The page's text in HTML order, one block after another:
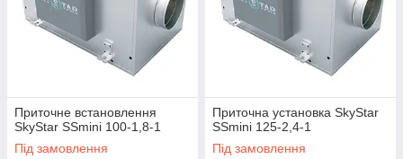
Приточне встановлення
SkyStar SSmini 100-1,8-1
Під замовлення
Приточна установка SkyStar
SSmini 125-2,4-1
Під замовлення